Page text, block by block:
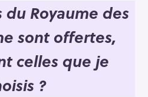
du Royaume des
sont offertes,
celles que je
?